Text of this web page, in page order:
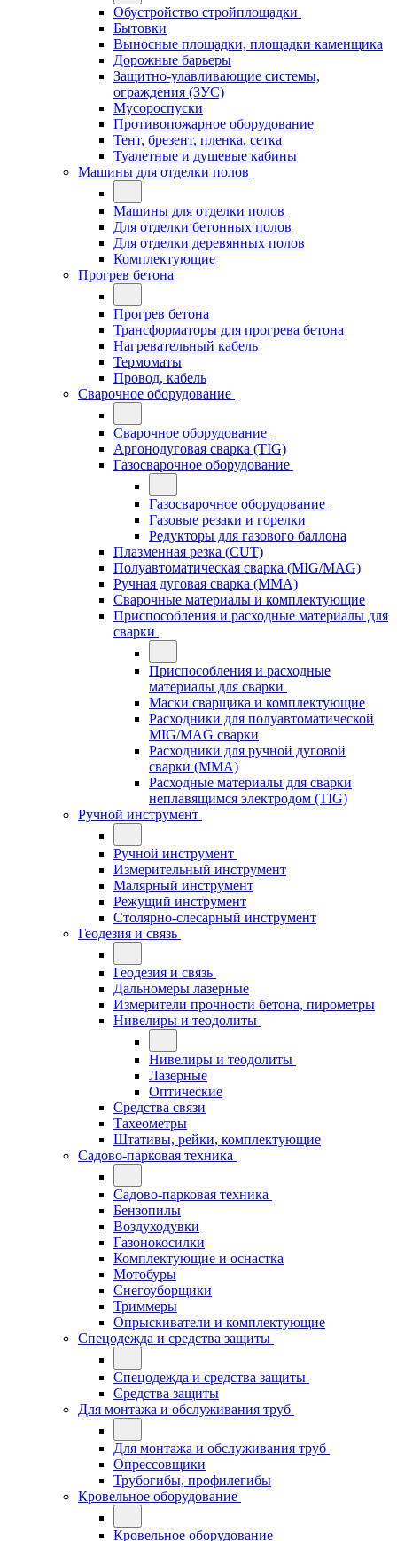
Обустройство стройплощадки
Бытовки
Выносные площадки, площадки каменщика
Дорожные барьеры
Защитно-улавливающие системы,
ограждения (ЗУС)
Мусороспуски
Противопожарное оборудование
Тент, брезент, пленка, сетка
Туалетные и душевые кабины
Машины для отделки полов
Машины для отделки полов
Для отделки бетонных полов
Для отделки деревянных полов
Комплектующие
Прогрев бетона
Прогрев бетона
Трансформаторы для прогрева бетона
Нагревательный кабель
Термоматы
Провод, кабель
Сварочное оборудование
Сварочное оборудование
Аргонодуговая сварка (TIG)
Газосварочное оборудование
Газосварочное оборудование
Газовые резаки и горелки
Редукторы для газового баллона
Плазменная резка (CUT)
Полуавтоматическая сварка (MIG/MAG)
Ручная дуговая сварка (MMA)
Сварочные материалы и комплектующие
Приспособления и расходные материалы для
сварки
Приспособления и расходные
материалы для сварки
Маски сварщика и комплектующие
Расходники для полуавтоматической
MIG/MAG сварки
Расходники для ручной дуговой
сварки (MMA)
Расходные материалы для сварки
неплавящимся электродом (TIG)
Ручной инструмент
Ручной инструмент
Измерительный инструмент
Малярный инструмент
Режущий инструмент
Столярно-слесарный инструмент
Геодезия и связь
Геодезия и связь
Дальномеры лазерные
Измерители прочности бетона, пирометры
Нивелиры и теодолиты
Нивелиры и теодолиты
Лазерные
Оптические
Средства связи
Тахеометры
Штативы, рейки, комплектующие
Садово-парковая техника
Садово-парковая техника
Бензопилы
Воздуходувки
Газонокосилки
Комплектующие и оснастка
Мотобуры
Снегоуборщики
Триммеры
Опрыскиватели и комплектующие
Спецодежда и средства защиты
Спецодежда и средства защиты
Средства защиты
Для монтажа и обслуживания труб
Для монтажа и обслуживания труб
Опрессовщики
Трубогибы, профилегибы
Кровельное оборудование
Кровельное оборудование